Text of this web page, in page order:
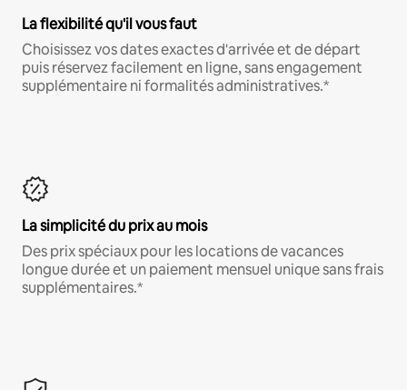
La flexibilité qu'il vous faut
Choisissez vos dates exactes d'arrivée et de départ
puis réservez facilement en ligne, sans engagement
supplémentaire ni formalités administratives.*
La simplicité du prix au mois
Des prix spéciaux pour les locations de vacances
longue durée et un paiement mensuel unique sans frais
supplémentaires.*